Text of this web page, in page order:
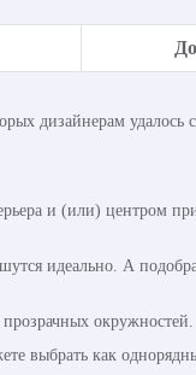
дизайнерам удалось
и (или) центром
идеально. А
окружностей.
выбрать как